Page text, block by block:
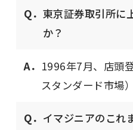
Q． 東京証券取引所に
か？
A． 1996年7月、店頭
スタンダード市場
Q． イマジニアのこれ